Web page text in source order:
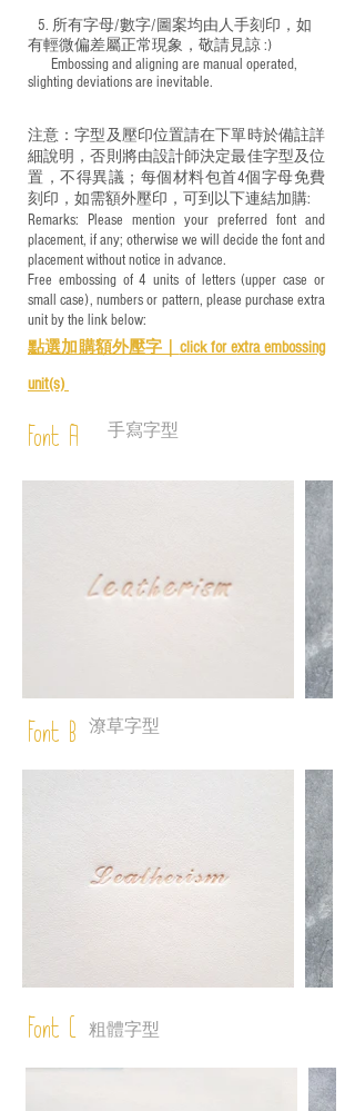
5. 所有字母/數字/圖案均由人手刻印，如
有輕微偏差屬正常現象，敬請見諒 :)
​ Embossing and aligning are manual operated,
slighting deviations are inevitable.
注意：字型及壓印位置請在下單時於備註詳
細說明，否則將由設計師決定最佳字型及位
置，不得異議；每個材料包首4個字母免費
刻印，如需額外壓印，可到以下連結加購:
Remarks: Please mention your preferred font and
placement, if any; otherwise we will decide the font and
placement without notice in advance.
Free embossing of 4 units of letters (upper case or
small case), numbers or pattern, please purchase extra
unit by the link below:
點選加購額外壓字｜ click for extra embossing
unit(s)
Font A 手寫字型
Font B 潦草字型
Font C 粗體字型